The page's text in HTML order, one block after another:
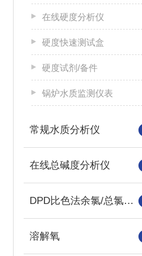
在线硬度分析仪
硬度快速测试盒
硬度试剂/备件
锅炉水质监测仪表
常规水质分析仪
在线总碱度分析仪
DPD比色法余氯/总氯分析仪
溶解氧